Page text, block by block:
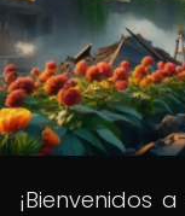
¡Bienvenidos a